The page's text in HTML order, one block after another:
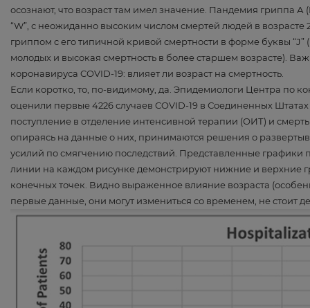
осознают, что возраст там имел значение. Пандемия гриппа
“W”, с неожиданно высоким числом смертей людей в возрасте
гриппом с его типичной кривой смертности в форме буквы
молодых и высокая смертность в более старшем возрасте).
коронавируса COVID-19: влияет ли возраст на смертность.
Если коротко, то, по-видимому, да. Эпидемиологи Центра по
оценили первые 4226 случаев COVID-19 в Соединенных
поступление в отделение интенсивной терапии (ОИТ) и
опираясь на данные о них, принимаются решения о
усилий по смягчению последствий. Представленные графики
линии на каждом рисунке демонстрируют нижние и верхние
конечных точек. Видно выраженное влияние возраста
первые данные, они могут измениться со временем, не стоит